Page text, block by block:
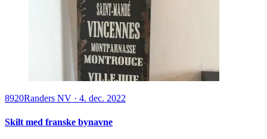
8920Randers NV · 4. dec. 2022
Skilt med franske bynavne